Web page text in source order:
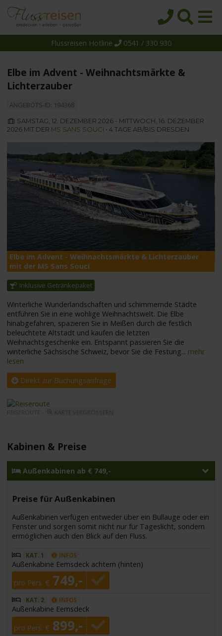
Reiseziele
Reedereien
Über uns
Wissen
Suche
Flussreisen Hotline 0541 / 330 930
Elbe im Advent - Weihnachtsmärkte &
Lichterzauber
ANGEBOTS-ID: 194368
SAMSTAG, 12. DEZEMBER 2026 - MITTWOCH, 16. DEZEMBER
2026 MIT DER MS SANS SOUCI • 4 TAGE AB/BIS DRESDEN
Elbe im Advent - Weihnachtsmärkte & Lichterzauber
mit der MS Sans Souci
Inklusive Getränkepaket
Winterliche Wunderlandschaften und schimmernde Städte
entführen Sie in eine wohlige Weihnachtswelt. Die Elbe
hinabgefahren, spazieren Sie in Meißen durch die festlich
beleuchtete Altstadt und kaufen die letzten
Weihnachtsgeschenke ein. Entspannt passieren Sie die
winterliche Sächsische Schweiz, bevor Sie die Festung... mehr
lesen
Direkt zur Buchungsanfrage
REISEROUTE -
Kabinen & Preise
Außenkabinen ab € 749,-
Preise für Außenkabinen
Außenkabinen verfügen entweder über ein Bullauge oder ein
Fenster und sorgen somit nicht nur für Tageslicht, sondern
ermöglichen auch den Blick auf den Fluss.
KAT. 1 INFOS
Außenkabine Eemsdeck achtern (hinten)
pro Pers. € 749,-
KAT. 2 INFOS
Außenkabine Eemsdeck
pro Pers. € 899,-